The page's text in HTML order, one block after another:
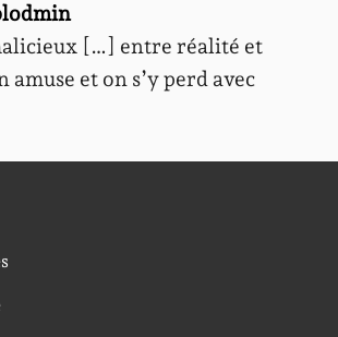
[…] entre réalité et
amuse et on s’y perd avec